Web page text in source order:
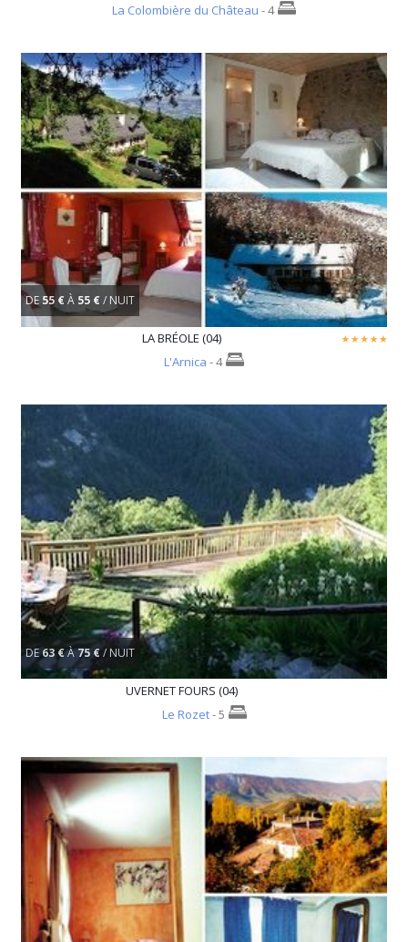
La Colombière du Château - 4
DE 55 €À 55 €/ NUIT
LA BRÉOLE (04)
L'Arnica - 4
DE63 €À75 €/ NUIT
UVERNET FOURS (04)
Le Rozet- 5